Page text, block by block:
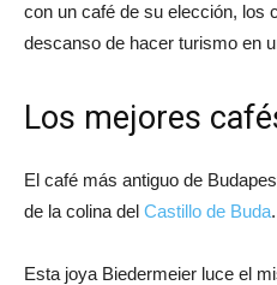
con un café de su elección, los
descanso de hacer turismo en
Los mejores
El café más antiguo de
de la colina del Castillo de Buda.
Esta joya Biedermeier luce el